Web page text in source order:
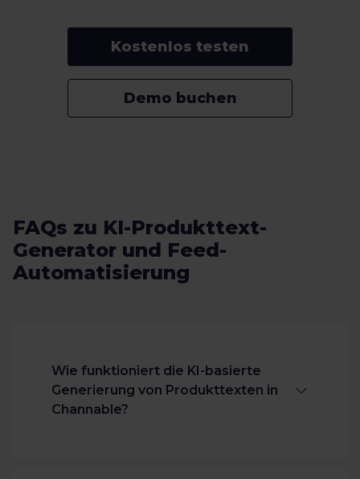
Kostenlos testen
Demo buchen
FAQs zu KI-Produkttext-
Generator und Feed-
Automatisierung
Wie funktioniert die KI-basierte
Generierung von Produkttexten in
Channable?